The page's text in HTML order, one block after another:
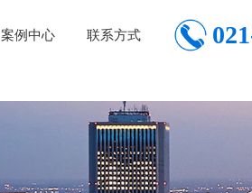
案例中心 联系方式